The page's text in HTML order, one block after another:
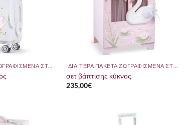
σετ βάπτισης κύκνος
235,00€